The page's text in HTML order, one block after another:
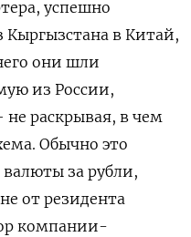
успешно
Кыргызстана в Китай,
они шли
из России,
раскрывая, в чем
Обычно это
за рубли,
от резидента
компании-